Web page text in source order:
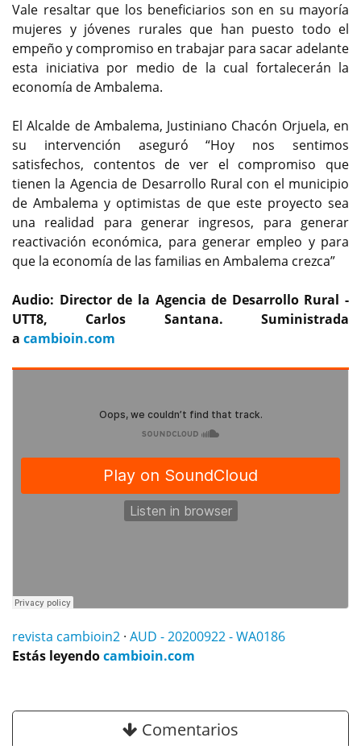
Vale resaltar que los beneficiarios son en su mayoría
mujeres y jóvenes rurales que han puesto todo el
empeño y compromiso en trabajar para sacar adelante
esta iniciativa por medio de la cual fortalecerán la
economía de Ambalema.
El Alcalde de Ambalema, Justiniano Chacón Orjuela, en
su intervención aseguró “Hoy nos sentimos
satisfechos, contentos de ver el compromiso que
tienen la Agencia de Desarrollo Rural con el municipio
de Ambalema y optimistas de que este proyecto sea
una realidad para generar ingresos, para generar
reactivación económica, para generar empleo y para
que la economía de las familias en Ambalema crezca”
Audio: Director de la Agencia de Desarrollo Rural -
UTT8, Carlos Santana. Suministrada
a cambioin.com
revista cambioin2 · AUD - 20200922 - WA0186
Estás leyendocambioin.com
Comentarios